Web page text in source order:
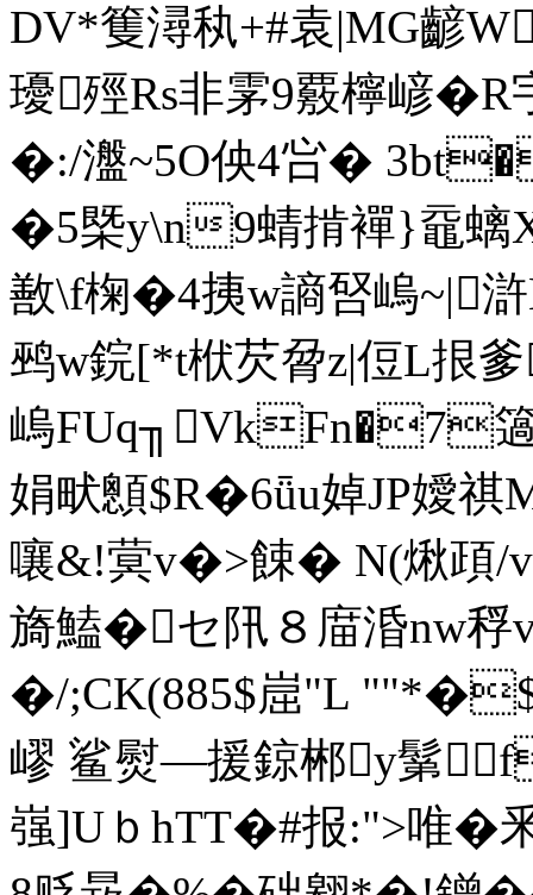
DV*篗潯秇+#袁|MG齴
瓇殌Rs非雺9覈檸嵃
�:/瀊~5O佒4吢�
�5槩y\n9蜻掯襌}黿螭
敾\f椈�4挗w謪唘嵨
鹀w鋎[*t栿芡脋z|侸L
嵨FUq╖VkFn�7簻
娟畎顖$R�6ǖu婥JP嬡祺
嚷&!蓂v�>餗� N(煍頙/
旖鰪�セ阠８庿涽nw稃v飢
�/;CK(885$崫"L
嵺 鲨熨—援鍄郴y鬀
嵹]UｂhTT�#报:">唯�